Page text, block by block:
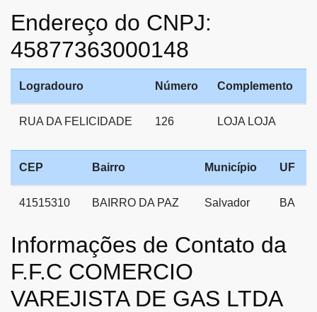
Endereço do CNPJ:
45877363000148
Logradouro Número Complemento
RUA DA FELICIDADE 126 LOJA LOJA
CEP Bairro Município UF
41515310 BAIRRO DA PAZ Salvador BA
Informações de Contato da
F.F.C COMERCIO
VAREJISTA DE GAS LTDA